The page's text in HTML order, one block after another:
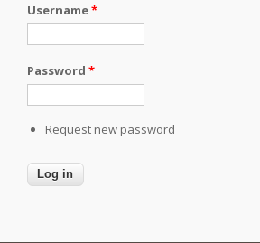
Username*
Password *
Request new password